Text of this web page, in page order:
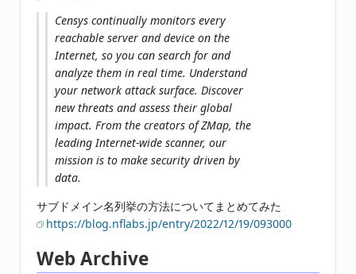
Censys continually monitors every
reachable server and device on the
Internet, so you can search for and
analyze them in real time. Understand
your network attack surface. Discover
new threats and assess their global
impact. From the creators of ZMap, the
leading Internet-wide scanner, our
mission is to make security driven by
data.
サブドメイン名列挙の方法についてまとめてみた
https://blog.nflabs.jp/entry/2022/12/19/093000
Web Archive